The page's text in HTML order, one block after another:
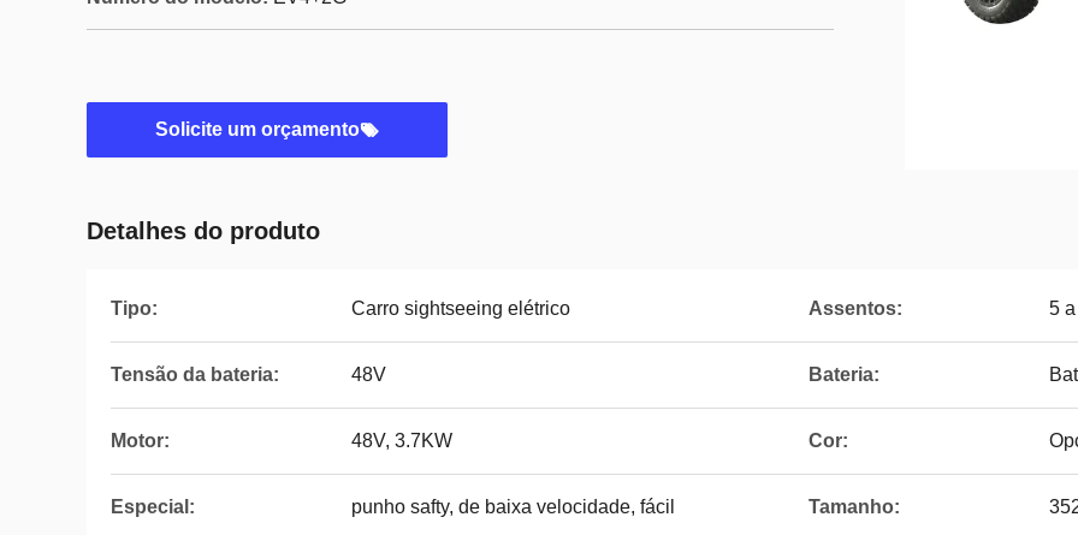
Solicite um orçamento
Detalhes do produto
Tipo: Carro sightseeing elétrico Assentos: 5
Tensão da bateria: 48V Bateria:
Motor: 48V, 3.7KW Cor:
Especial: punho safty, de baixa velocidade, fácil Tamanho: